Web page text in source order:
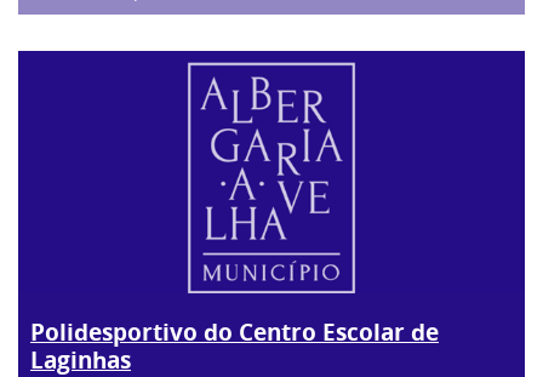
Polidesportivo do Centro Escolar de
Laginhas